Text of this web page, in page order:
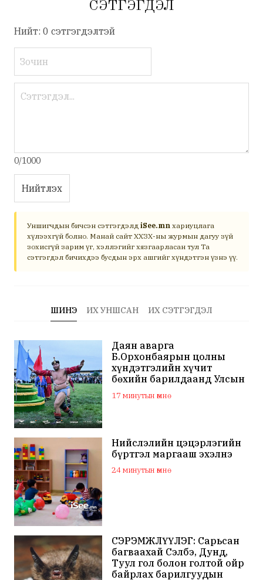
СЭТГЭГДЭЛ
Нийт: 0 сэтгэгдэлтэй
0/1000
Нийтлэх
Уншигчдын бичсэн сэтгэгдэлд iSee.mn хариуцлага
хүлээхгүй болно. Манай сайт ХХЗХ-ны журмын дагуу зүй
зохисгүй зарим үг, хэллэгийг хязгаарласан тул Та
сэтгэгдэл бичихдээ бусдын эрх ашгийг хүндэтгэн үзнэ үү.
ШИНЭ ИХ УНШСАН ИХ СЭТГЭГДЭЛ
Даян аварга
Б.Орхонбаярын цолны
хүндэтгэлийн хүчит
бөхийн барилдаанд Улсын
арслан Ц.Бямба-Отгон
түрүүллээ
17 минутын өмнө
Нийслэлийн цэцэрлэгийн
бүртгэл маргааш эхэлнэ
24 минутын өмнө
СЭРЭМЖЛҮҮЛЭГ: Сарьсан
багваахай Сэлбэ, Дунд,
Туул гол болон голтой ойр
байрлах барилгуудын